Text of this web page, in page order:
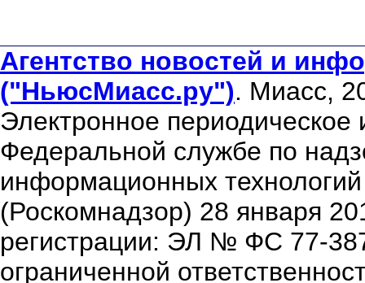
Агентство новостей и
("НьюсМиасс.ру"). Миасс,
Электронное периодическое
Федеральной службе по
информационных
(Роскомнадзор) 28 января
регистрации: ЭЛ № ФС 77-
ограниченной